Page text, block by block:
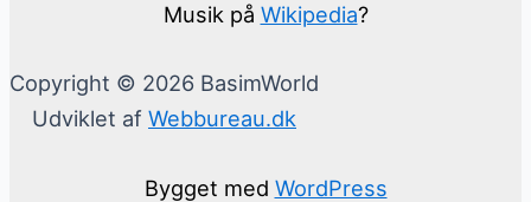
Musik på Wikipedia?
Copyright © 2026 BasimWorld
Udviklet af Webbureau.dk
Bygget med WordPress